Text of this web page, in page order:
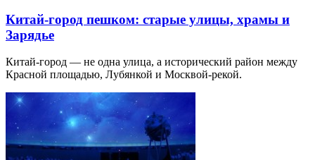
Китай-город пешком: старые улицы, храмы и
Зарядье
Китай-город — не одна улица, а исторический район между
Красной площадью, Лубянкой и Москвой-рекой.